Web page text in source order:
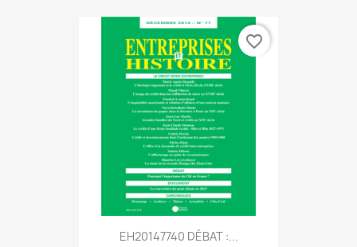
EH20147740 DÉBAT :...
favorite_border